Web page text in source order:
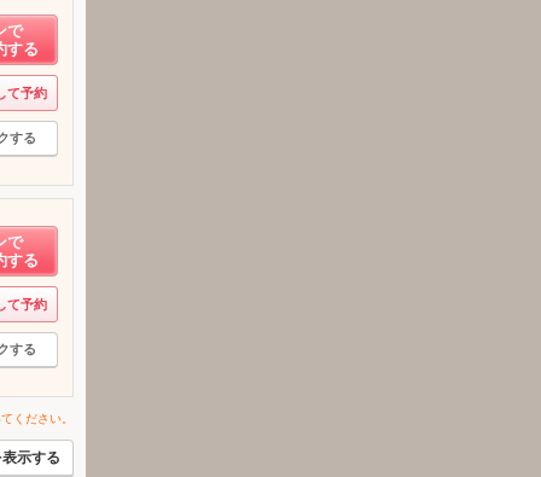
で
する
て予約
する
で
する
て予約
する
ください。
示する